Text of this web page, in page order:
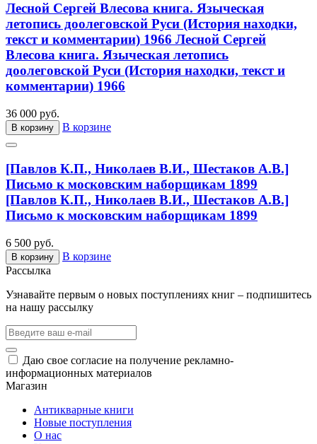
Лесной Сергей Влесова книга. Языческая
летопись доолеговской Руси (История находки,
текст и комментарии) 1966 Лесной Сергей
Влесова книга. Языческая летопись
доолеговской Руси (История находки, текст и
комментарии) 1966
36 000 руб.
В корзину В корзине
[Павлов К.П., Николаев В.И., Шестаков А.В.]
Письмо к московским наборщикам 1899
[Павлов К.П., Николаев В.И., Шестаков А.В.]
Письмо к московским наборщикам 1899
6 500 руб.
В корзину
В корзине
Рассылка
Узнавайте первым о новых поступлениях книг – подпишитесь
на нашу рассылку
Даю свое согласие на получение рекламно-
информационных материалов
Магазин
Антикварные книги
Новые поступления
О нас